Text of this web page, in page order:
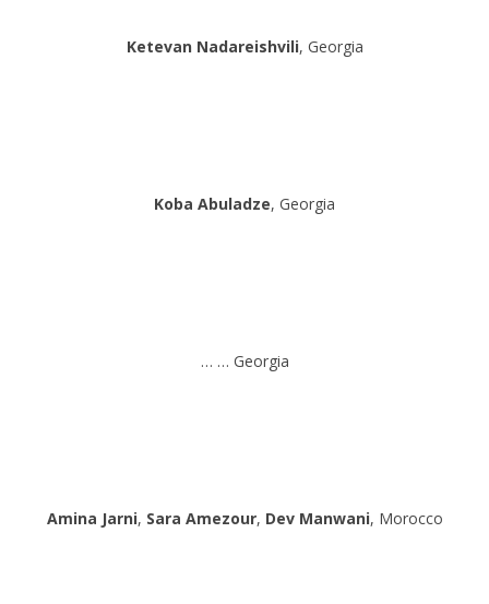
Ketevan Nadareishvili, Georgia
Koba Abuladze, Georgia
… … Georgia
Amina Jarni, Sara Amezour, Dev Manwani, Morocco